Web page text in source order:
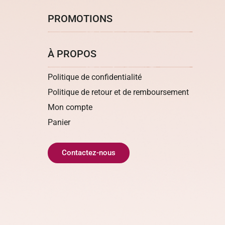
PROMOTIONS
À PROPOS
Politique de confidentialité
Politique de retour et de remboursement
Mon compte
Panier
Contactez-nous